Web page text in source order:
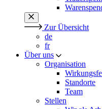
Zur Übersicht
de
fr
Über uns
Organisation
Standorte
Team
Stellen